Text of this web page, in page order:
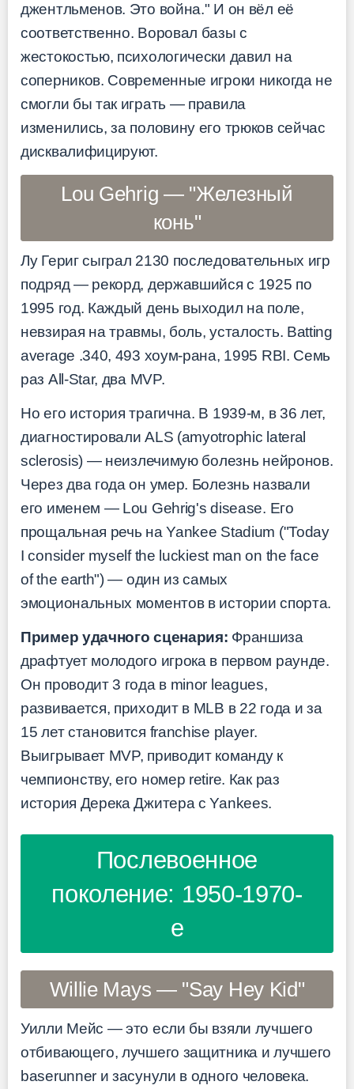
джентльменов. Это война." И он вёл её
соответственно. Воровал базы с
жестокостью, психологически давил на
соперников. Современные игроки никогда не
смогли бы так играть — правила
изменились, за половину его трюков сейчас
дисквалифицируют.
Lou Gehrig — "Железный
конь"
Лу Гериг сыграл 2130 последовательных игр
подряд — рекорд, державшийся с 1925 по
1995 год. Каждый день выходил на поле,
невзирая на травмы, боль, усталость. Batting
average .340, 493 хоум-рана, 1995 RBI. Семь
раз All-Star, два MVP.
Но его история трагична. В 1939-м, в 36 лет,
диагностировали ALS (amyotrophic lateral
sclerosis) — неизлечимую болезнь нейронов.
Через два года он умер. Болезнь назвали
его именем — Lou Gehrig's disease. Его
прощальная речь на Yankee Stadium ("Today
I consider myself the luckiest man on the face
of the earth") — один из самых
эмоциональных моментов в истории спорта.
Пример удачного сценария: Франшиза
драфтует молодого игрока в первом раунде.
Он проводит 3 года в minor leagues,
развивается, приходит в MLB в 22 года и за
15 лет становится franchise player.
Выигрывает MVP, приводит команду к
чемпионству, его номер retire. Как раз
история Дерека Джитера с Yankees.
Послевоенное
поколение: 1950-1970-
е
Willie Mays — "Say Hey Kid"
Уилли Мейс — это если бы взяли лучшего
отбивающего, лучшего защитника и лучшего
baserunner и засунули в одного человека.